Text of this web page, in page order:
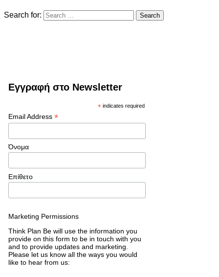
Search for:
Εγγραφή στο Newsletter
* indicates required
Email Address *
Όνομα
Επίθετο
Marketing Permissions
Think Plan Be will use the information you
provide on this form to be in touch with you
and to provide updates and marketing.
Please let us know all the ways you would
like to hear from us: